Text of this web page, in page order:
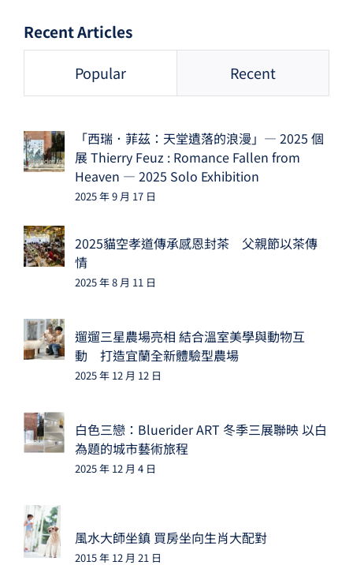
Recent Articles
Popular Recent
「西瑞．菲茲：天堂遺落的浪漫」— 2025 個
展 Thierry Feuz : Romance Fallen from
Heaven — 2025 Solo Exhibition
2025 年 9 月 17 日
2025貓空孝道傳承感恩封茶 父親節以茶傳
情
2025 年 8 月 11 日
遛遛三星農場亮相 結合溫室美學與動物互
動 打造宜蘭全新體驗型農場
2025 年 12 月 12 日
白色三戀：Bluerider ART 冬季三展聯映 以白
為題的城市藝術旅程
2025 年 12 月 4 日
風水大師坐鎮 買房坐向生肖大配對
2015 年 12 月 21 日